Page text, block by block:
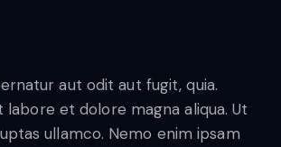
aut odit aut fugit, quia.
et dolore magna aliqua. Ut
ullamco. Nemo enim ipsam